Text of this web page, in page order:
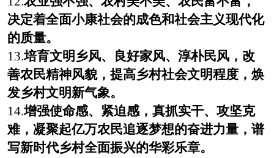
决定着全面小康社会的成色和社会主义现代化
的质量。
13.培育文明乡风、良好家风、淳朴民风，改
善农民精神风貌，提高乡村社会文明程度，焕
发乡村文明新气象。
14.增强使命感、紧迫感，真抓实干、攻坚克
难，凝聚起亿万农民追逐梦想的奋进力量，谱
写新时代乡村全面振兴的华彩乐章。